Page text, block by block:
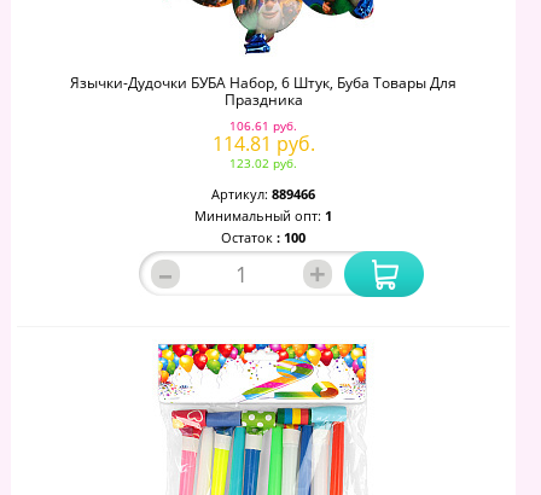
Язычки-Дудочки БУБА Набор, 6 Штук, Буба Товары Для
Праздника
106.61 руб.
114.81 руб.
123.02 руб.
Артикул: 889466
Минимальный опт: 1
Остаток : 100
– +